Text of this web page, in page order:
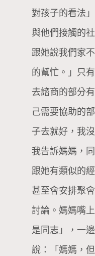
對孩子的看法
與他們接觸的
跟她說我們家
的幫忙。」只
去諮商的部分
己需要協助的
子去就好，我
我告訴媽媽，
跟她有類似的
甚至會安排聚
討論。媽媽嘴
是同志」，一
說：「媽媽，